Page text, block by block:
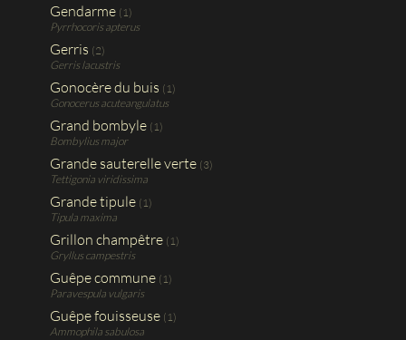
Gendarme (1)
Pyrrhocoris apterus
Gerris (2)
Gerris lacustris
Gonocère du buis (1)
Gonocerus acuteangulatus
Grand bombyle (1)
Bombylius major
Grande sauterelle verte (3)
Tettigonia viridissima
Grande tipule (1)
Tipula maxima
Grillon champêtre (1)
Gryllus campestris
Guêpe commune (1)
Paravespula vulgaris
Guêpe fouisseuse (1)
Ammophila sabulosa